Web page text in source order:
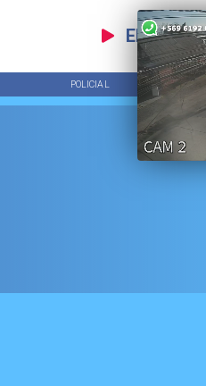
EN VIVO
POLICIAL